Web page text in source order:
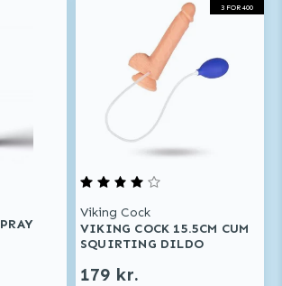
3 FOR 400
Viking Cock
VIKING COCK 15.5CM CUM
SQUIRTING DILDO
179 kr.